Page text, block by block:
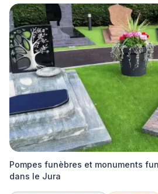
Pompes funèbres et monuments
dans le Jura